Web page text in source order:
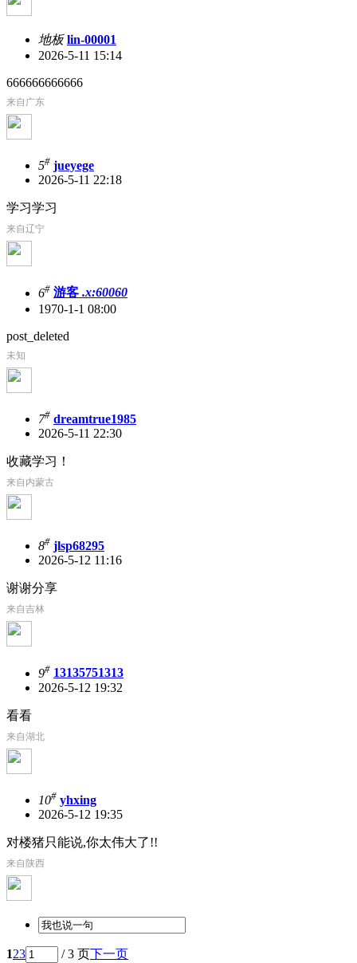
地板 lin-00001
2026-5-11 15:14
666666666666
来自广东
5# jueyege
2026-5-11 22:18
学习学习
来自辽宁
6# 游客 .x:60060
1970-1-1 08:00
post_deleted
未知
7# dreamtrue1985
2026-5-11 22:30
收藏学习！
来自内蒙古
8# jlsp68295
2026-5-12 11:16
谢谢分享
来自吉林
9# 13135751313
2026-5-12 19:32
看看
来自湖北
10# yhxing
2026-5-12 19:35
对楼猪只能说,你太伟大了!!
来自陕西
123 / 3 页下一页